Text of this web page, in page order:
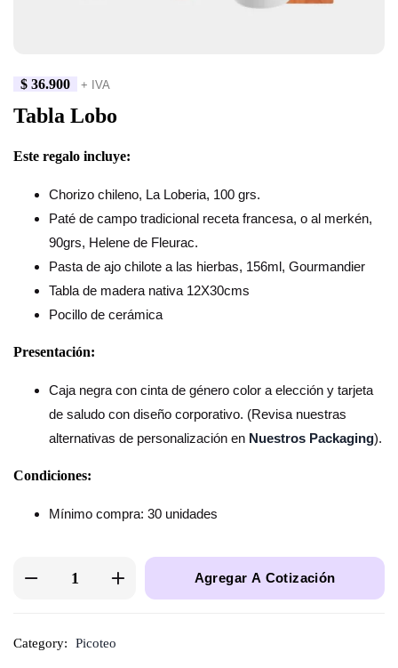
$ 36.900 + IVA
Tabla Lobo
Este regalo incluye:
Chorizo chileno, La Loberia, 100 grs.
Paté de campo tradicional receta francesa, o al merkén,
90grs, Helene de Fleurac.
Pasta de ajo chilote a las hierbas, 156ml, Gourmandier
Tabla de madera nativa 12X30cms
Pocillo de cerámica
Presentación:
Caja negra con cinta de género color a elección y tarjeta
de saludo con diseño corporativo. (Revisa nuestras
alternativas de personalización en Nuestros Packaging).
Condiciones:
Mínimo compra: 30 unidades
Agregar A Cotización
Category: Picoteo